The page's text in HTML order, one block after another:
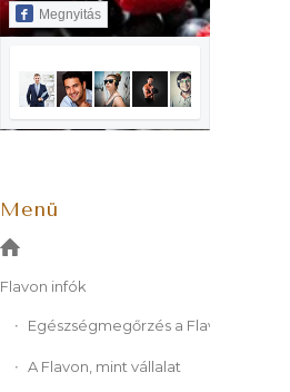
Megnyitás
Menü
Flavon infók
Egészségmegőrzés a Flavonnal
A Flavon, mint vállalat